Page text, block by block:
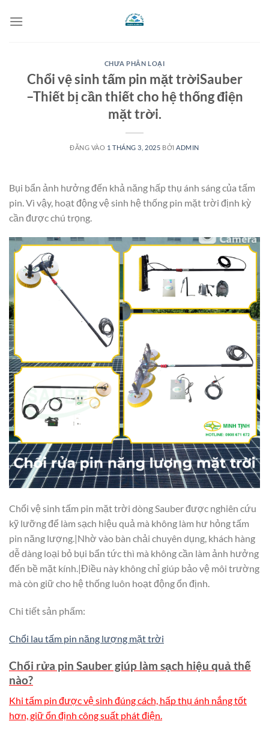
qua
CHƯA PHÂN LOẠI
Chổi vệ sinh tấm pin mặt trờiSauber
–Thiết bị cần thiết cho hệ thống điện
mặt trời.
ĐĂNG VÀO 1 THÁNG 3, 2025 BỞI ADMIN
Bụi bẩn ảnh hưởng đến khả năng hấp thụ ánh sáng của tấm
pin. Vì vậy, hoạt động vệ sinh hệ thống pin mặt trời định kỳ
cần được chú trọng.
Chổi vệ sinh tấm pin mặt trời dòng Sauber được nghiên cứu
kỹ lưỡng để làm sạch hiệu quả mà không làm hư hỏng tấm
pin năng lượng.|Nhờ vào bàn chải chuyên dụng, khách hàng
dễ dàng loại bỏ bụi bẩn tức thì mà không cần làm ảnh hưởng
đến bề mặt kính.|Điều này không chỉ giúp bảo vệ môi trường
mà còn giữ cho hệ thống luôn hoạt động ổn định.
Chi tiết sản phấm:
Chổi lau tấm pin năng lượng mặt trời
Chổi rửa pin Sauber giúp làm sạch hiệu quả thế
nào?
Khi tấm pin được vệ sinh đúng cách, hấp thụ ánh nắng tốt
hơn, giữ ổn định công suất phát điện.